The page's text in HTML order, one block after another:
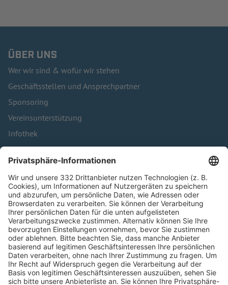
ÜBER UNS
Wer wir sind & wofür wir stehen
Geschäftsstellen und Ansprechpartner
Sponsoring
Vereinsunterstützung
Infothek
Kontakt
HÄUFIG BESUCHTE SEITEN
Pässe und Vereinswechsel
Trainerausbildung
Schulungsangebot Vereinsmitarbeiter
BFV-Geschäftsstellen
Trainerbörse
Login SpielPlus